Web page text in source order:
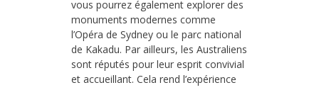
vous pourrez également explorer des
monuments modernes comme
l’Opéra de Sydney ou le parc national
de Kakadu. Par ailleurs, les Australiens
sont réputés pour leur esprit convivial
et accueillant. Cela rend l’expérience